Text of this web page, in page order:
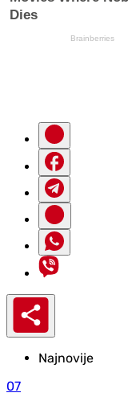
Najnovije
07